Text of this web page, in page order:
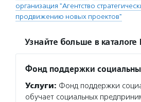
организация "Агентство
продвижению новых проектов"
Узнайте больше в каталоге
Фонд поддержки
Услуги: Фонд поддержки
обучает социальных